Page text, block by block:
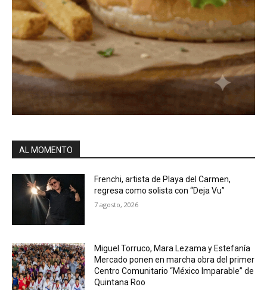
AL MOMENTO
Frenchi, artista de Playa del Carmen,
regresa como solista con “Deja Vu”
7 agosto, 2026
Miguel Torruco, Mara Lezama y Estefanía
Mercado ponen en marcha obra del primer
Centro Comunitario “México Imparable” de
Quintana Roo